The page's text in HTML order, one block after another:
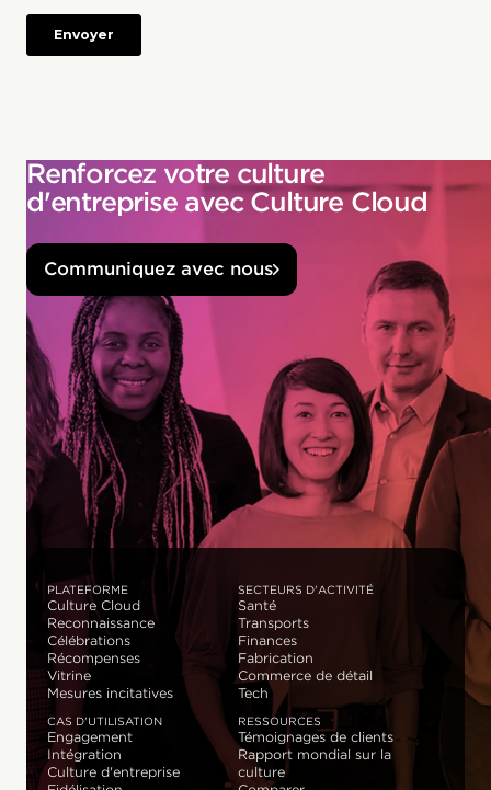
Renforcez votre culture
d'entreprise avec Culture Cloud
Communiquez avec nous
PLATEFORME
Culture Cloud
Reconnaissance
Célébrations
Récompenses
Vitrine
Mesures incitatives
SECTEURS D'ACTIVITÉ
Santé
Transports
Finances
Fabrication
Commerce de détail
Tech
CAS D'UTILISATION
Engagement
Intégration
Culture d'entreprise
RESSOURCES
Témoignages de clients
Rapport mondial sur la
culture